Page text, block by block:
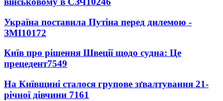
Україна поставила Путіна перед дилемою -
ЗМІ10172
Київ про рішення Швеції щодо судна: Це
прецедент7549
На Київщині сталося групове зґвалтування 21-
річної дівчини 7161